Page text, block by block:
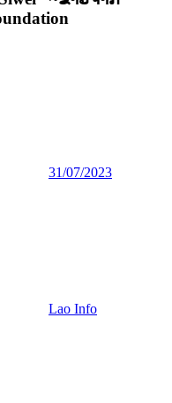
31/07/2023
Lao Info